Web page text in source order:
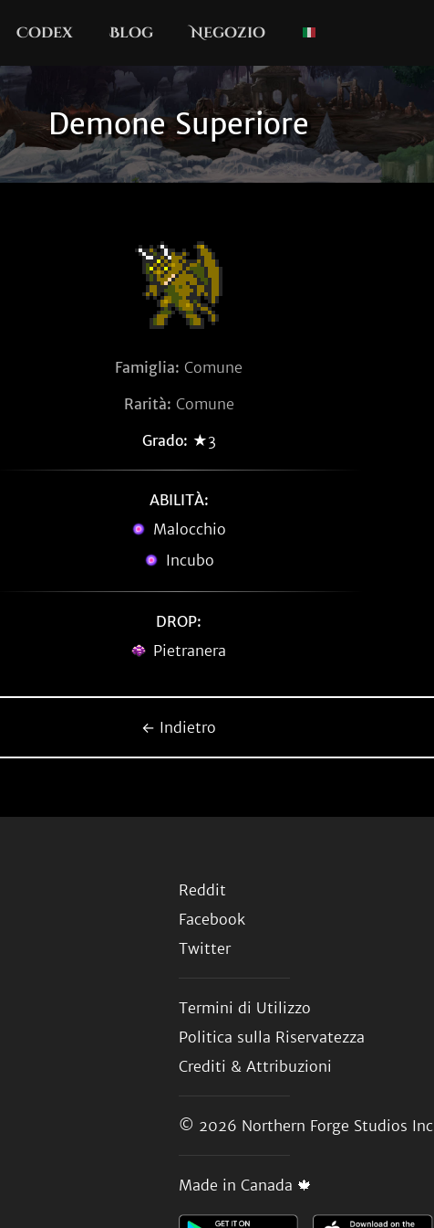
Codex Blog Negozio
Demone Superiore
Famiglia: Comune
Rarità: Comune
Grado: ★3
ABILITÀ:
Malocchio
Incubo
DROP:
Pietranera
← Indietro
Reddit
Facebook
Twitter
Termini di Utilizzo
Politica sulla Riservatezza
Crediti & Attribuzioni
© 2026 Northern Forge Studios Inc
Made in Canada 🍁